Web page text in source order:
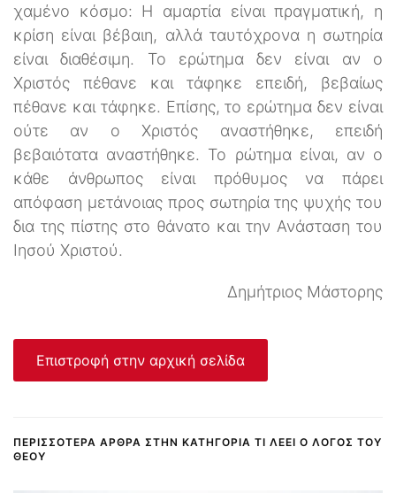
χαμένο κόσμο: Η αμαρτία είναι πραγματική, η
κρίση είναι βέβαιη, αλλά ταυτόχρονα η σωτηρία
είναι διαθέσιμη. Το ερώτημα δεν είναι αν ο
Χριστός πέθανε και τάφηκε επειδή, βεβαίως
πέθανε και τάφηκε. Επίσης, το ερώτημα δεν είναι
ούτε αν ο Χριστός αναστήθηκε, επειδή
βεβαιότατα αναστήθηκε. Το ρώτημα είναι, αν ο
κάθε άνθρωπος είναι πρόθυμος να πάρει
απόφαση μετάνοιας προς σωτηρία της ψυχής του
δια της πίστης στο θάνατο και την Ανάσταση του
Ιησού Χριστού.
Δημήτριος Μάστορης
Επιστροφή στην αρχική σελίδα
ΠΕΡΙΣΣΌΤΕΡΑ ΆΡΘΡΑ ΣΤΗΝ ΚΑΤΗΓΟΡΊΑ ΤΙ ΛΈΕΙ Ο ΛΌΓΟΣ ΤΟΥ
ΘΕΟΎ